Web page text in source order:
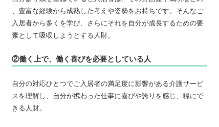
、豊富な経験から成熟した考えや姿勢をお持ちです。そんなご
入居者から多くを学び、さらにそれを自分が成長するための要
素として吸収しようとする人財。
②働く上で、働く喜びを必要としている人
自分の対応ひとつでご入居者の満足度に影響がある介護サービ
スを理解し、自分が携わった仕事に喜びや誇りを感じ、糧にで
きる人財。